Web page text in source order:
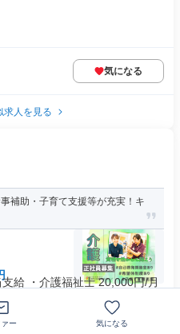
気になる
求人を見る
補助・子育て支援等が充実！キ
給 ・介護福祉士 20,000円/月
ー 気になる